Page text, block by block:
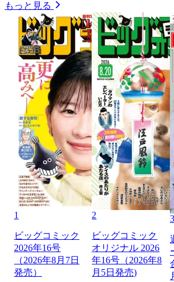
もっと見る
1
ビッグコミック
2026年16号
（2026年8月7日
発売）
2
ビッグコミック
オリジナル 2026
年16号（2026年8
月5日発売)
3